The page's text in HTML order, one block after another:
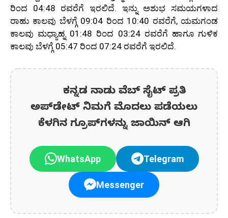
ರಿಂದ 04:48 ರವರೆಗೆ ಇರಲಿದೆ. ಇನ್ನು ಅಶುಭ ಸಮಯಗಳಾದ
ರಾಹು ಕಾಲವು ಬೆಳಗ್ಗೆ 09:04 ರಿಂದ 10:40 ರವರೆಗೆ, ಯಮಗಂಡ
ಕಾಲವು ಮಧ್ಯಾಹ್ನ 01:48 ರಿಂದ 03:24 ರವರೆಗೆ ಹಾಗೂ ಗುಳಿಕ
ಕಾಲವು ಬೆಳಗ್ಗೆ 05:47 ರಿಂದ 07:24 ರವರೆಗೆ ಇರಲಿದೆ.
ಕನ್ನಡ ನಾಡು ವೆಬ್ ಸೈಟ್ ಪ್ರತಿ
ಅಪ್‌ಡೇಟ್‌ ನಿಮಗೆ ಮೊದಲು ಪಡೆಯಲು
ಕೆಳಗಿನ ಗ್ರೂಪ್‌ಗಳನ್ನು ಜಾಯಿನ್ ಆಗಿ
WhatsApp Telegram
Messenger